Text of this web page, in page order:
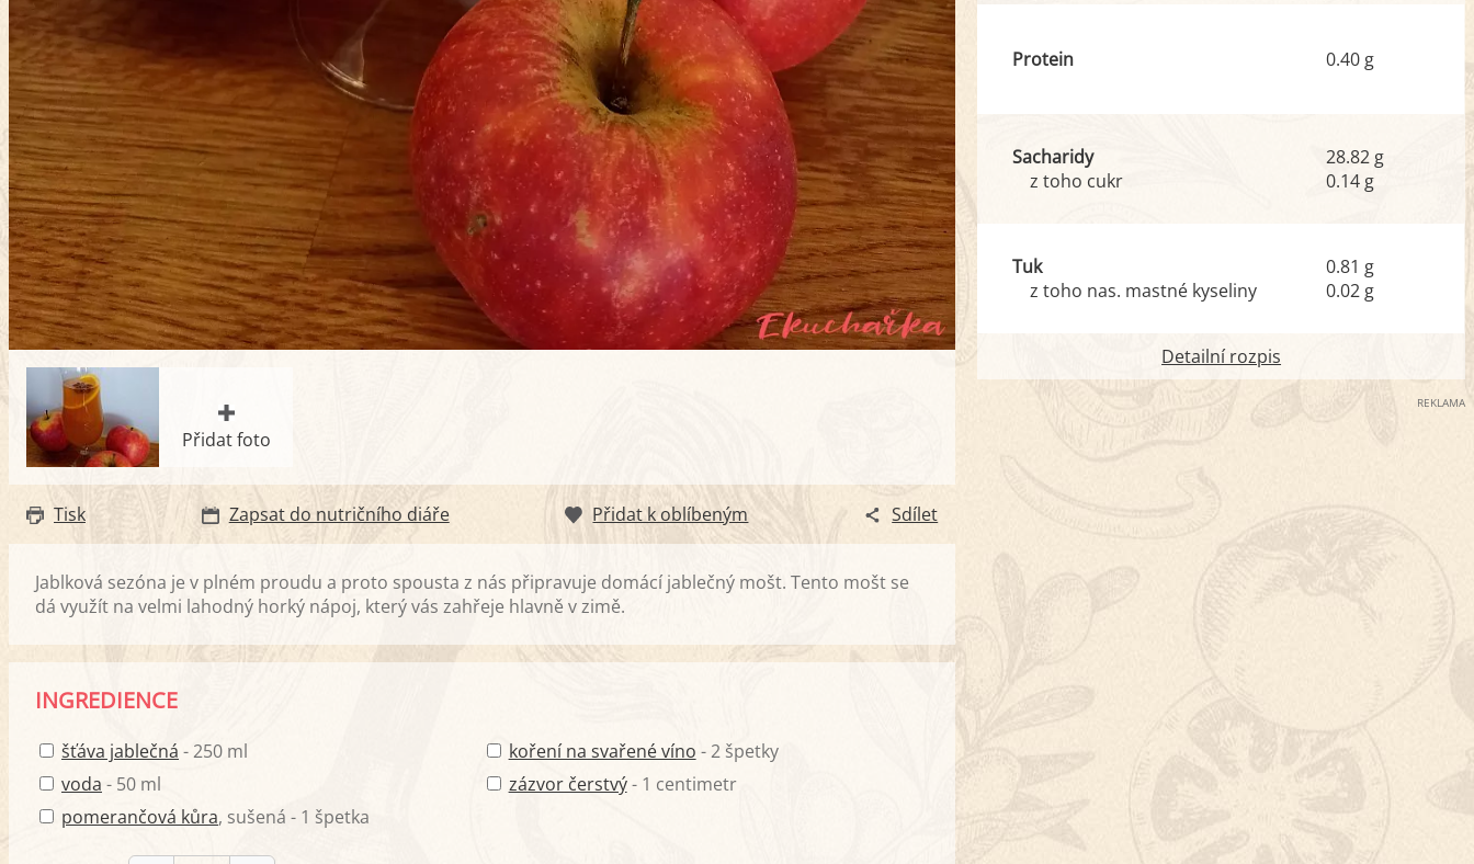
Přidat foto
Tisk Zapsat do nutričního diáře Přidat k oblíbeným Sdílet
Jablková sezóna je v plném proudu a proto spousta z nás připravuje domácí jablečný mošt. Tento mošt se
dá využít na velmi lahodný horký nápoj, který vás zahřeje hlavně v zimě.
INGREDIENCE
šťáva jablečná - 250 ml
voda - 50 ml
pomerančová kůra, sušená - 1 špetka
koření na svařené víno - 2 špetky
zázvor čerstvý- 1 centimetr
Protein 0.40 g
Sacharidy
z toho cukr
28.82 g
0.14 g
Tuk
z toho nas. mastné kyseliny
0.81 g
0.02 g
Detailní rozpis
REKLAMA